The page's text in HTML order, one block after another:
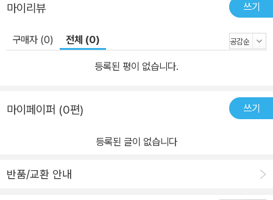
마이리뷰 쓰기
구매자 (0) 전체 (0)
등록된 평이 없습니다.
마이페이퍼 (0편) 쓰기
등록된 글이 없습니다
반품/교환 안내